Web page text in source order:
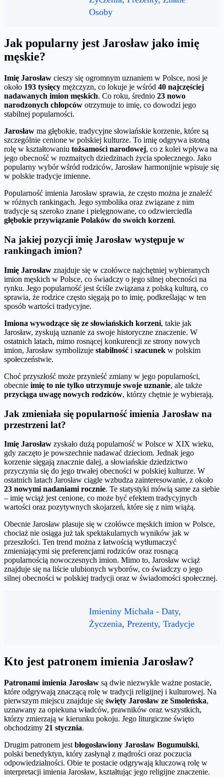
Osoby
Jak popularny jest Jarosław jako imię
męskie?
Imię Jarosław cieszy się ogromnym uznaniem w Polsce, nosi je
około 193 tysięcy mężczyzn, co lokuje je wśród 40 najczęściej
nadawanych imion męskich. Co roku, średnio 23 nowo
narodzonych chłopców otrzymuje to imię, co dowodzi jego
stabilnej popularności.
Jarosław ma głębokie, tradycyjne słowiańskie korzenie, które są
szczególnie cenione w polskiej kulturze. To imię odgrywa istotną
rolę w kształtowaniu tożsamości narodowej, co z kolei wpływa na
jego obecność w rozmaitych dziedzinach życia społecznego. Jako
popularny wybór wśród rodziców, Jarosław harmonijnie wpisuje się
w polskie tradycje imienne.
Popularność imienia Jarosław sprawia, że często można je znaleźć
w różnych rankingach. Jego symbolika oraz związane z nim
tradycje są szeroko znane i pielęgnowane, co odzwierciedla
głębokie przywiązanie Polaków do swoich korzeni.
Na jakiej pozycji imię Jarosław występuje w
rankingach imion?
Imię Jarosław znajduje się w czołówce najchętniej wybieranych
imion męskich w Polsce, co świadczy o jego silnej obecności na
rynku. Jego popularność jest ściśle związana z polską kulturą, co
sprawia, że rodzice często sięgają po to imię, podkreślając w ten
sposób wartości tradycyjne.
Imiona wywodzące się ze słowiańskich korzeni, takie jak
Jarosław, zyskują uznanie za swoje historyczne znaczenie. W
ostatnich latach, mimo rosnącej konkurencji ze strony nowych
imion, Jarosław symbolizuje stabilność i szacunek w polskim
społeczeństwie.
Choć przyszłość może przynieść zmiany w jego popularności,
obecnie imię to nie tylko utrzymuje swoje uznanie, ale także
przyciąga uwagę nowych rodziców, którzy chętnie je wybierają.
Jak zmieniała się popularność imienia Jarosław na
przestrzeni lat?
Imię Jarosław zyskało dużą popularność w Polsce w XIX wieku,
gdy zaczęto je powszechnie nadawać dzieciom. Jednak jego
korzenie sięgają znacznie dalej, a słowiańskie dziedzictwo
przyczynia się do jego trwałej obecności w polskiej kulturze. W
ostatnich latach Jarosław ciągle wzbudza zainteresowanie, z około
23 nowymi nadaniami rocznie. Te statystyki mówią same za siebie
– imię wciąż jest cenione, co może być efektem tradycyjnych
wartości oraz pozytywnych skojarzeń, które się z nim wiążą.
Obecnie Jarosław plasuje się w czołówce męskich imion w Polsce,
chociaż nie osiąga już tak spektakularnych wyników jak w
przeszłości. Ten trend można z łatwością wytłumaczyć
zmieniającymi się preferencjami rodziców oraz rosnącą
popularnością nowoczesnych imion. Mimo to, Jarosław wciąż
znajduje się na liście ulubionych wyborów, co świadczy o jego
silnej obecności w polskiej tradycji oraz w świadomości społecznej.
Imieniny Michała - Daty,
Życzenia, Prezenty, Tradycje
Kto jest patronem imienia Jarosław?
Patronami imienia Jarosław są dwie niezwykle ważne postacie,
które odgrywają znaczącą rolę w tradycji religijnej i kulturowej. Na
pierwszym miejscu znajduje się święty Jarosław ze Smoleńska,
uznawany za opiekuna władców, prawników oraz wszystkich,
którzy zmierzają w kierunku pokoju. Jego liturgiczne święto
obchodzimy 21 stycznia.
Drugim patronem jest błogosławiony Jarosław Bogumulski,
polski benedyktyn, który zasłynął z mądrości oraz poczucia
odpowiedzialności. Obie te postacie odgrywają kluczową rolę w
interpretacji imienia Jarosław, kształtując jego religijne znaczenie.